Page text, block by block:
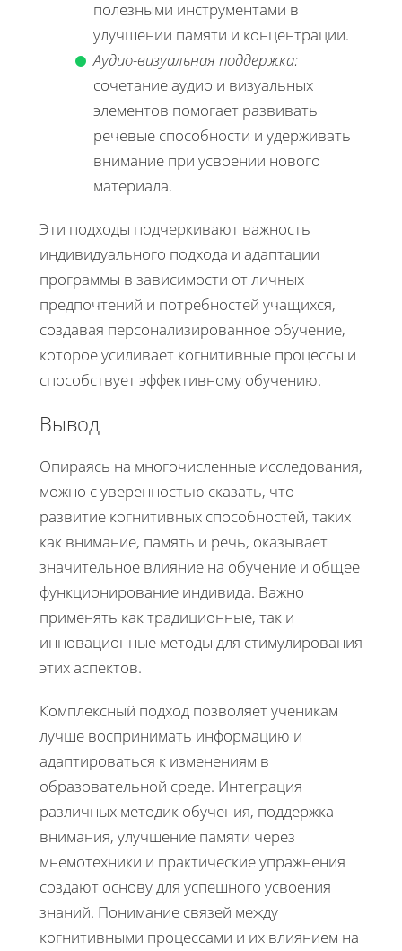
полезными инструментами в
улучшении памяти и концентрации.
Аудио-визуальная поддержка:
сочетание аудио и визуальных
элементов помогает развивать
речевые способности и удерживать
внимание при усвоении нового
материала.
Эти подходы подчеркивают важность
индивидуального подхода и адаптации
программы в зависимости от личных
предпочтений и потребностей учащихся,
создавая персонализированное обучение,
которое усиливает когнитивные процессы и
способствует эффективному обучению.
Вывод
Опираясь на многочисленные исследования,
можно с уверенностью сказать, что
развитие когнитивных способностей, таких
как внимание, память и речь, оказывает
значительное влияние на обучение и общее
функционирование индивида. Важно
применять как традиционные, так и
инновационные методы для стимулирования
этих аспектов.
Комплексный подход позволяет ученикам
лучше воспринимать информацию и
адаптироваться к изменениям в
образовательной среде. Интеграция
различных методик обучения, поддержка
внимания, улучшение памяти через
мнемотехники и практические упражнения
создают основу для успешного усвоения
знаний. Понимание связей между
когнитивными процессами и их влиянием на